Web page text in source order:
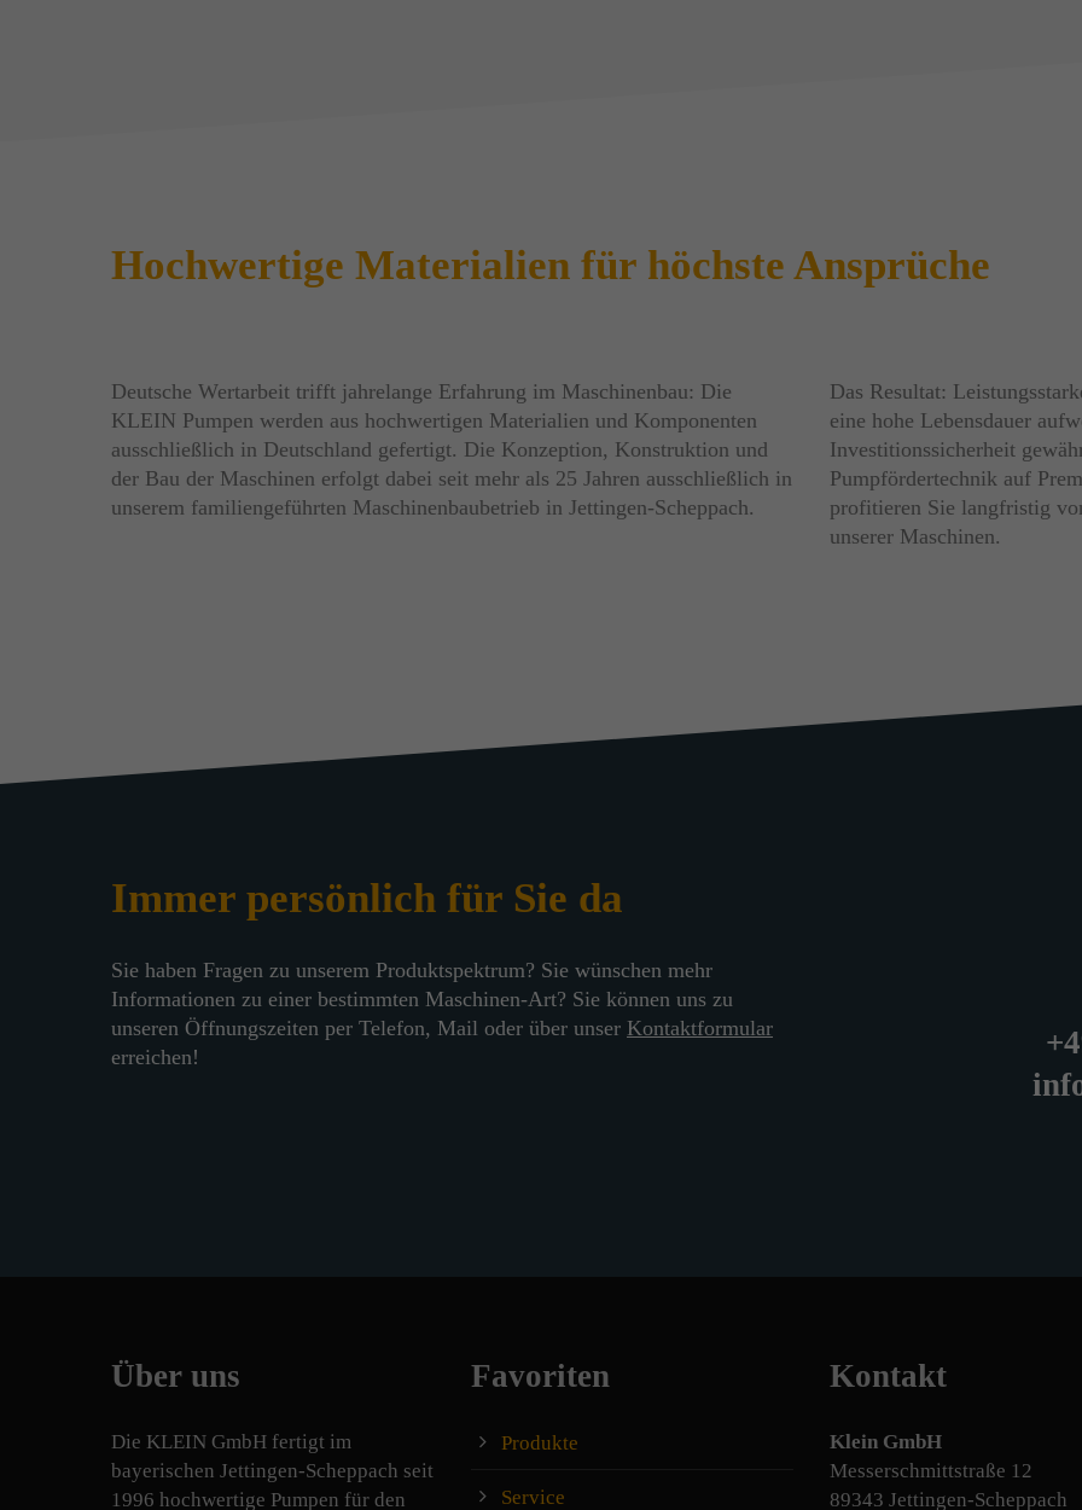
Hochwertige Materialien für höchste Ansprüche
Deutsche Wertarbeit trifft jahrelange Erfahrung im Maschinenbau: Die
KLEIN Pumpen werden aus hochwertigen Materialien und Komponenten
ausschließlich in Deutschland gefertigt. Die Konzeption, Konstruktion und
der Bau der Maschinen erfolgt dabei seit mehr als 25 Jahren ausschließlich in
unserem familiengeführten Maschinenbaubetrieb in Jettingen-Scheppach.
Das Resultat:
eine hohe Lebensdauer
Investitionssicherheit
Pumpfördertechnik auf
profitieren Sie langfristig
unserer Maschinen.
Immer persönlich für Sie da
Sie haben Fragen zu unserem Produktspektrum? Sie wünschen mehr
Informationen zu einer bestimmten Maschinen-Art? Sie können uns zu
unseren Öffnungszeiten per Telefon, Mail oder über unser Kontaktformular
erreichen!
Über uns
Die KLEIN GmbH fertigt im
bayeri‍schen Jettingen-Scheppach seit
1996 hochwertige Pumpen für den
Favoriten
Produkte
Service
Kontakt
Klein GmbH
Messerschmittstraße 12
89343 Jettingen-Scheppach